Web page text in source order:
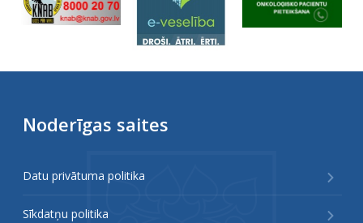
Noderīgas saites
Datu privātuma politika
Sīkdatņu politika